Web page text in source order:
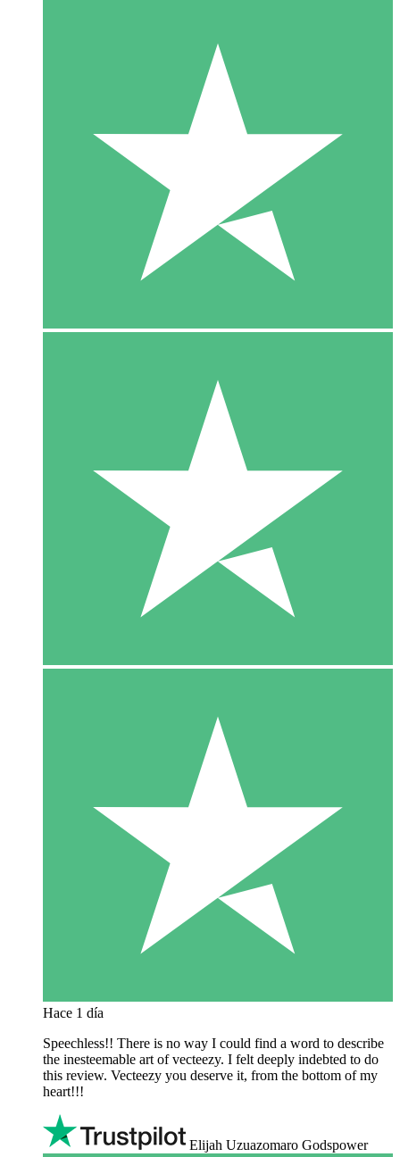
Hace 1 día
Speechless!! There is no way I could find a word to describe
the inesteemable art of vecteezy. I felt deeply indebted to do
this review. Vecteezy you deserve it, from the bottom of my
heart!!!
Elijah Uzuazomaro Godspower